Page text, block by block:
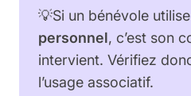
💡Si un bénévole
personnel, c’est son
intervient. Vérifiez
l’usage associatif.